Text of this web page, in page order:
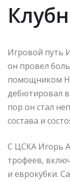
Игровой путь
он провел
помощником
дебютировал в
пор он стал
состава и
С ЦСКА Игорь
трофеев,
и еврокубки.